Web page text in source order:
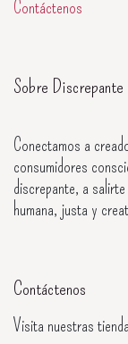
Contáctenos
Sobre Discrepante
Conectamos a
consumidores
discrepante, a
humana, justa y
Contáctenos
Visita nuestras